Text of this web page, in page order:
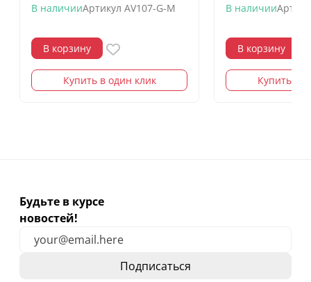
В наличииАртикул AV107-G-M
В корзину
Купить в один клик
В наличии
В корзину
Купить в
Будьте в курсе
новостей!